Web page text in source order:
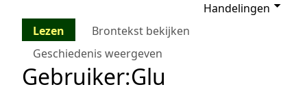
Handelingen
Lezen
Brontekst bekijken
Geschiedenis weergeven
Gebruiker:Glu